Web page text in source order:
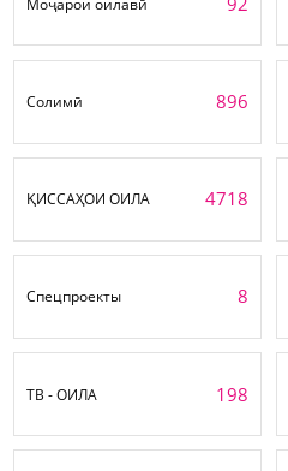
Солимӣ 896
ҚИССАҲОИ ОИЛА 4718
Спецпроекты 8
ТВ - ОИЛА 198